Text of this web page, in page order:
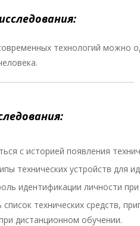
технологий можно
с историей появления
технических устройств для
идентификации личности
список технических средств,
дистанционном обучении.